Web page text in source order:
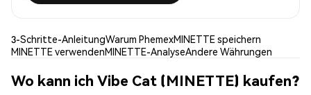
3-Schritte-AnleitungWarum PhemexMINETTE speichern
MINETTE verwendenMINETTE-AnalyseAndere Währungen
Wo kann ich Vibe Cat (MINETTE) kaufen?